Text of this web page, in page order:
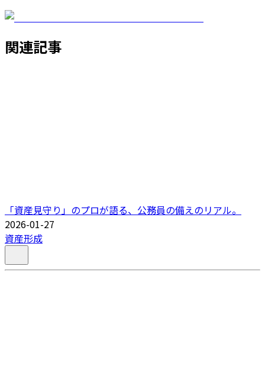
関連記事
「資産見守り」のプロが語る、公務員の備えのリアル。
2026-01-27
資産形成